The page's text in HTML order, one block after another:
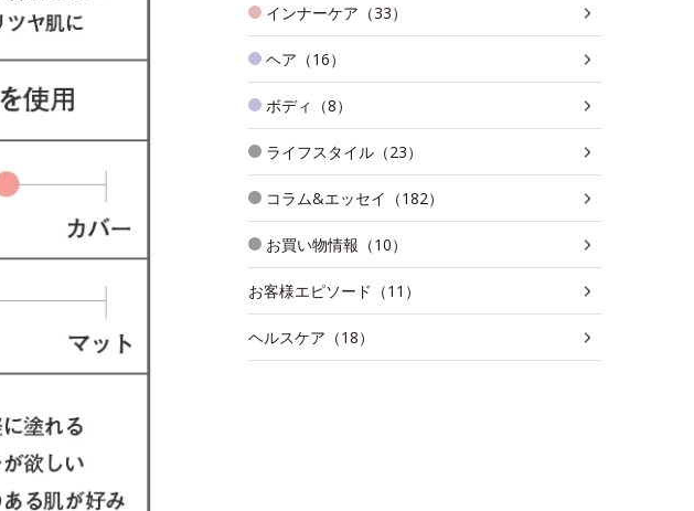
インナーケア（33）
ヘア（16）
ボディ（8）
ライフスタイル（23）
コラム&エッセイ（182）
お買い物情報（10）
お客様エピソード（11）
ヘルスケア（18）